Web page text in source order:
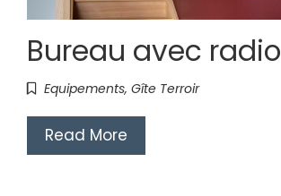
Bureau avec radio
Equipements, Gîte Terroir
Read More